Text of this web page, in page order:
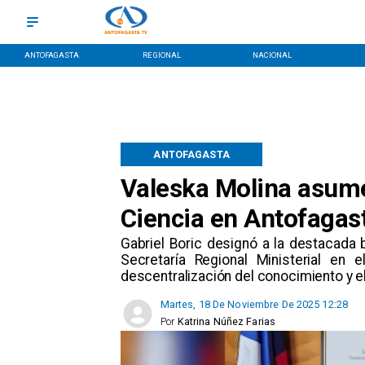
ANTOFAGASTA REGIONAL NACIONAL
Valeska Molina
Ciencia en
​Gabriel Boric designó a la destacada
Secretaría Regional Ministerial
descentralización del conocimiento y
ANTOFAGASTA
Martes, 18 De Noviembre De 2025 12:28
Katrina Núñez Farias
Por